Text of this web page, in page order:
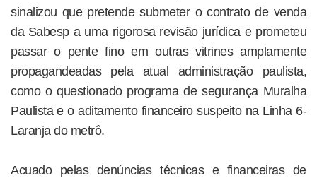
sinalizou que pretende submeter o contrato de venda
da Sabesp a uma rigorosa revisão jurídica e prometeu
passar o pente fino em outras vitrines amplamente
propagandeadas pela atual administração paulista,
como o questionado programa de segurança Muralha
Paulista e o aditamento financeiro suspeito na Linha 6-
Laranja do metrô.
Acuado pelas denúncias técnicas e financeiras de